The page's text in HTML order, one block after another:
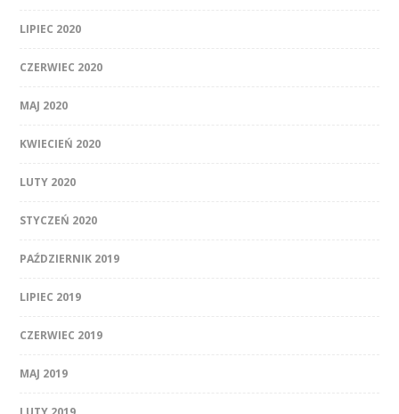
LIPIEC 2020
CZERWIEC 2020
MAJ 2020
KWIECIEŃ 2020
LUTY 2020
STYCZEŃ 2020
PAŹDZIERNIK 2019
LIPIEC 2019
CZERWIEC 2019
MAJ 2019